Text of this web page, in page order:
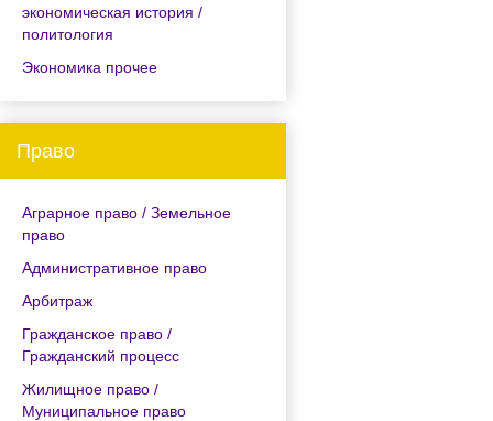
экономическая история /
политология
Экономика прочее
Право
Аграрное право / Земельное
право
Административное право
Арбитраж
Гражданское право /
Гражданский процесс
Жилищное право /
Муниципальное право